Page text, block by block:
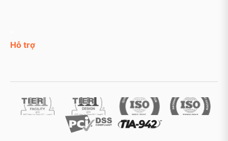
Hỗ trợ